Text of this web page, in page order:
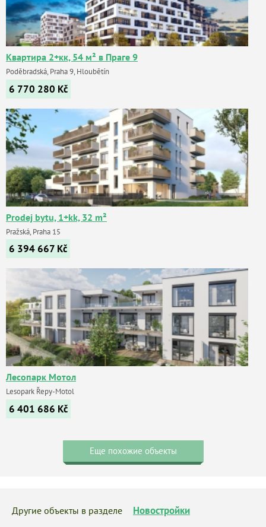
Квартира 2+кк, 54 м² в Праге 9
Poděbradská, Praha 9, Hloubětín
6 770 280 Kč
Prodej bytu, 1+kk, 32 m²
Pražská, Praha 15
6 394 667 Kč
Лесопарк Мотол
Lesopark Řepy-Motol
6 401 686 Kč
Еще похожие объекты
Другие объекты в разделе Новостройки